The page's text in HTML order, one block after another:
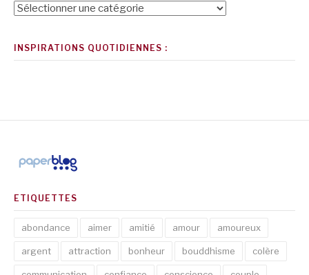
Catégories
INSPIRATIONS QUOTIDIENNES :
ETIQUETTES
abondance aimer amitié amour amoureux
argent attraction bonheur bouddhisme colère